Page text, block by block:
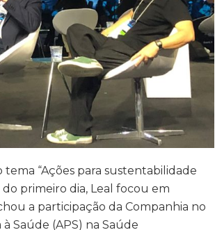
“Ações para sustentabilidade
primeiro dia, Leal focou em
a participação da Companhia no
Saúde (APS) na Saúde